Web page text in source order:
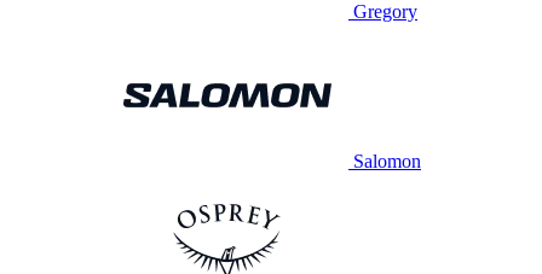
Gregory
Salomon